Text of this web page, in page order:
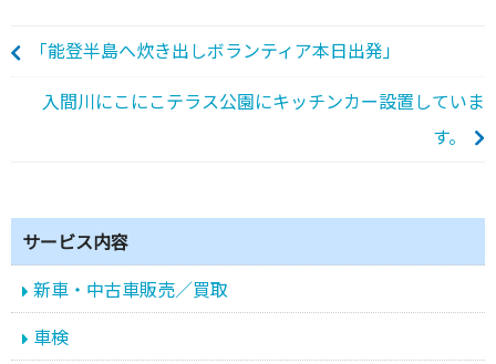
「能登半島へ炊き出しボランティア本日出発」
入間川にこにこテラス公園にキッチンカー設置していま
す。
サービス内容
新車・中古車販売／買取
車検